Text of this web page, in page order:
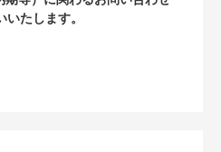
いたします。